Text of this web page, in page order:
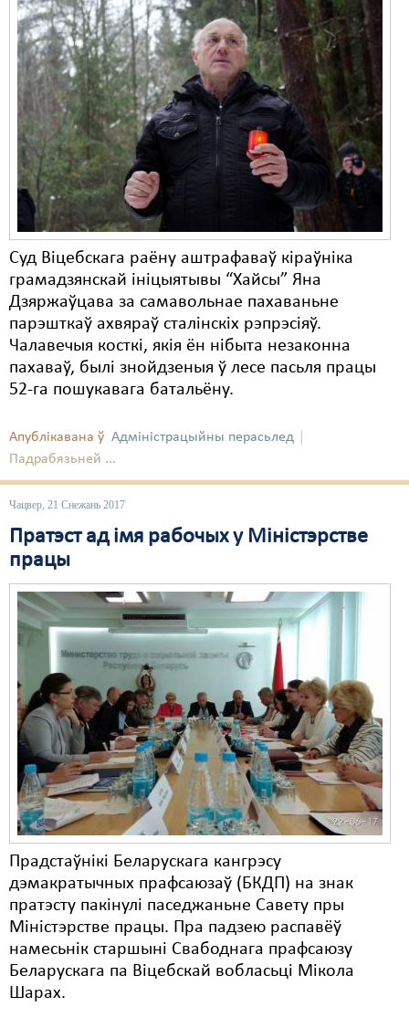
Суд Віцебскага раёну аштрафаваў кіраўніка
грамадзянскай ініцыятывы “Хайсы” Яна
Дзяржаўцава за самавольнае пахаваньне
парэшткаў ахвяраў сталінскіх рэпрэсіяў.
Чалавечыя косткі, якія ён нібыта незаконна
пахаваў, былі знойдзеныя ў лесе пасьля працы
52-га пошукавага батальёну.
Апублікавана ў Адміністрацыйны перасьлед
Падрабязьней ...
Чацвер, 21 Снежань 2017
Пратэст ад імя рабочых у Міністэрстве
працы
Прадстаўнікі Беларускага кангрэсу
дэмакратычных прафсаюзаў (БКДП) на знак
пратэсту пакінулі паседжаньне Савету пры
Міністэрстве працы. Пра падзею распавёў
намесьнік старшыні Свабоднага прафсаюзу
Беларускага па Віцебскай вобласьці Мікола
Шарах.